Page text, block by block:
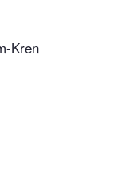
Kren